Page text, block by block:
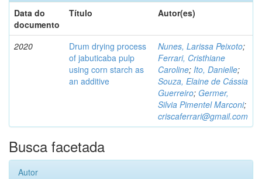
Data do
documento
Título Autor(es)
2020
Drum drying process
of jabuticaba pulp
using corn starch as
an additive
Nunes, Larissa Peixoto;
Ferrari, Cristhiane
Caroline; Ito, Danielle;
Souza, Elaine de Cássia
Guerreiro; Germer,
Silvia Pimentel Marconi;
criscaferrari@gmail.com
Busca facetada
Autor